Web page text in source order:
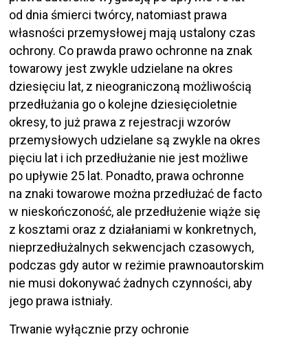
od dnia śmierci twórcy, natomiast prawa
własności przemysłowej mają ustalony czas
ochrony. Co prawda prawo ochronne na znak
towarowy jest zwykle udzielane na okres
dziesięciu lat, z nieograniczoną możliwością
przedłużania go o kolejne dziesięcioletnie
okresy, to już prawa z rejestracji wzorów
przemysłowych udzielane są zwykle na okres
pięciu lat i ich przedłużanie nie jest możliwe
po upływie 25 lat. Ponadto, prawa ochronne
na znaki towarowe można przedłużać de facto
w nieskończoność, ale przedłużenie wiąże się
z kosztami oraz z działaniami w konkretnych,
nieprzedłużalnych sekwencjach czasowych,
podczas gdy autor w reżimie prawnoautorskim
nie musi dokonywać żadnych czynności, aby
jego prawa istniały.
Trwanie wyłącznie przy ochronie